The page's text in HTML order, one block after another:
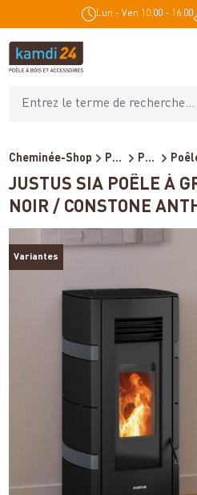
principal Lun - Ven 10:00 - 16:00
Cheminée-Shop Poêles et cheminées Poêles à granulés / Cheminé...
JUSTUS SIA POÊLE À
NOIR / CONSTONE
Variantes